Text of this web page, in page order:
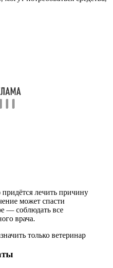
придётся лечить причину
может спасти
— соблюдать все
врача.
только ветеринар